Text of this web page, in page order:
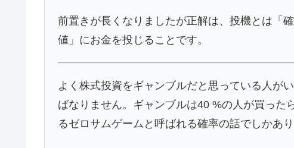
前置きが長くなりましたが正解は、投機とは「
値」にお金を投じることです。
よく株式投資をギャンブルだと思っている人が
ばなりません。ギャンブルは40 %の人が買った
るゼロサムゲームと呼ばれる確率の話でしかあり